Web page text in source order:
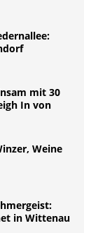
mit 30
In von
Weine
in Wittenau